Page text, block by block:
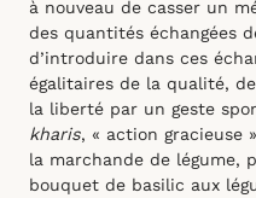
à nouveau de casser un
des quantités échangées
d’introduire dans ces
égalitaires de la qualité,
la liberté par un geste
kharis, « action gracieuse
la marchande de légume,
bouquet de basilic aux